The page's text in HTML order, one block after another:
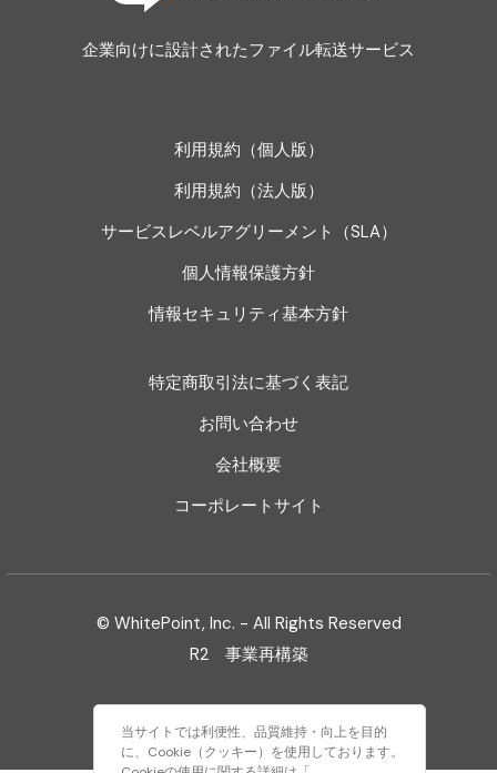
当サイトでは利便性、品質維持・向上を目的
に、Cookie（クッキー）を使用しております。
企業向けに設計されたファイル転送サービス
利用規約（個人版）
利用規約（法人版）
サービスレベルアグリーメント（SLA）
個人情報保護方針
情報セキュリティ基本方針
特定商取引法に基づく表記
お問い合わせ
会社概要
コーポレートサイト
© WhitePoint, Inc. - All Rights Reserved
R2 事業再構築